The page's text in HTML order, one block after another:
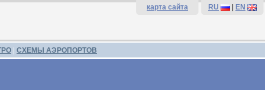
карта сайта RU EN
СХЕМЫ АЭРОПОРТОВ